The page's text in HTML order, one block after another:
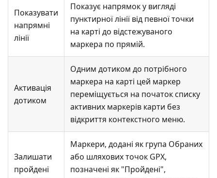
Показувати
напрямні
лінії
Показує напрямок у вигляді
пунктирної лінії від певної точки
на карті до відстежуваного
маркера по прямій.
Активація
дотиком
Одним дотиком до потрібного
маркера на карті цей маркер
переміщується на початок списку
активних маркерів карти без
відкриття контекстного меню.
Залишати
пройдені
Маркери, додані як група Обраних
або шляхових точок GPX,
позначені як "Пройдені",